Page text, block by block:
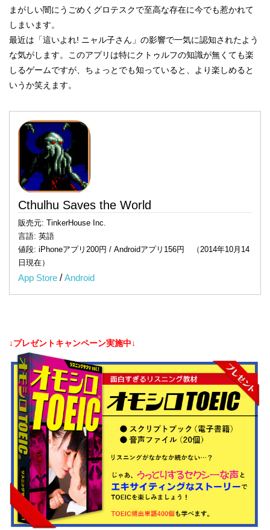
まがしい闇にうごめくグロテスクで至高な存在に今でも惹かれて
しまいます。
最近は「這いよれ! ニャル子さん」の影響で一気に認知されたよう
な気がします。このアプリは特にクトゥルフの知識が無くても楽
しるゲームですが、ちょっとでも知っていると、より楽しめると
いうか笑えます。
Cthulhu Saves the World
販売元: TinkerHouse Inc.
言語: 英語
値段: iPhoneアプリ200円 / Androidアプリ156円 （2014年10月14
日現在）
App Store /Android
↓プレゼントキャンペーン実施中↓